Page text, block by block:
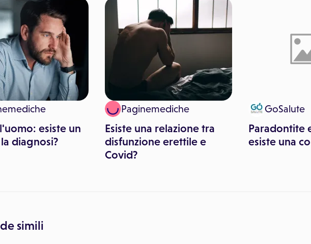
esiste un
diagnosi?
Paginemediche
Esiste una relazione tra
disfunzione erettile e
Covid?
GoSalute
Paradontite
esiste una
simili